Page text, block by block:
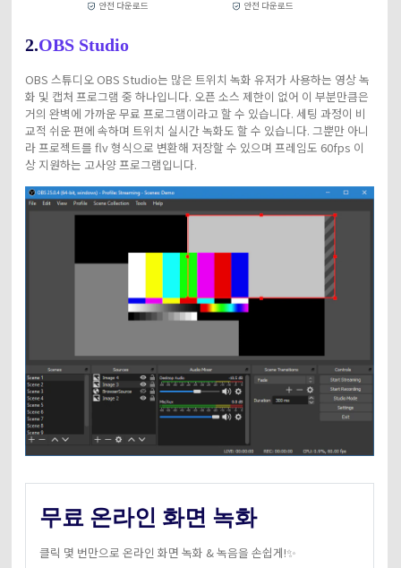
안전 다운로드 안전 다운로드
2.OBS Studio
OBS 스튜디오 OBS Studio는 많은 트위치 녹화 유저가 사용하는 영상 녹
화 및 캡처 프로그램 중 하나입니다. 오픈 소스 제한이 없어 이 부분만큼은
거의 완벽에 가까운 무료 프로그램이라고 할 수 있습니다. 세팅 과정이 비
교적 쉬운 편에 속하며 트위치 실시간 녹화도 할 수 있습니다. 그뿐만 아니
라 프로젝트를 flv 형식으로 변환해 저장할 수 있으며 프레임도 60fps 이
상 지원하는 고사양 프로그램입니다.
무료 온라인 화면 녹화
클릭 몇 번만으로 온라인 화면 녹화 & 녹음을 손쉽게!✨